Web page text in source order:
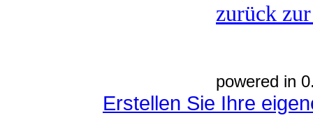
zurück
powered in
Erstellen Sie Ihre